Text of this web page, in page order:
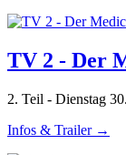
TV 2 - Der
2. Teil - Dienstag
Infos & Trailer →